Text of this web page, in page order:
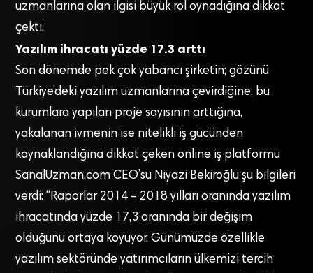
uzmanlarına olan ilgisi büyük rol oynadığına dikkat
çekti.
Yazılım ihracatı yüzde 17.3 arttı
Son dönemde pek çok yabancı şirketin; gözünü
Türkiye’deki yazılım uzmanlarına çevirdiğine, bu
kurumlara yapılan proje sayısının arttığına,
yakalanan ivmenin ise nitelikli iş gücünden
kaynaklandığına dikkat çeken online iş platformu
SanalUzman.com CEO’su Niyazi Bekiroğlu şu bilgileri
verdi: “Raporlar 2014 – 2018 yılları oranında yazılım
ihracatında yüzde 17,3 oranında bir değişim
olduğunu ortaya koyuyor. Günümüzde özellikle
yazılım sektöründe yatırımcıların ülkemizi tercih